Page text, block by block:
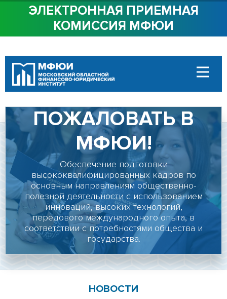
ЭЛЕКТРОННАЯ ПРИЕМНАЯ
КОМИССИЯ МФЮИ
ОБ ИНСТИТУТЕ
СТУДЕНТАМ
ДОСТУПНАЯ СРЕДА
СОТРУДНИЧЕСТВО
КОНТАКТЫ
Сведения об
образовательной
организации
Личный кабинет
Подать документы онлайн
Версия для слабовидящих
ДОБРО
ПОЖАЛОВАТЬ В
МФЮИ!
Обеспечение подготовки
высококвалифицированных кадров по
основным направлениям общественно-
полезной деятельности с использованием
инноваций, высоких технологий,
передового международного опыта, в
соответствии с потребностями общества и
государства.
НОВОСТИ